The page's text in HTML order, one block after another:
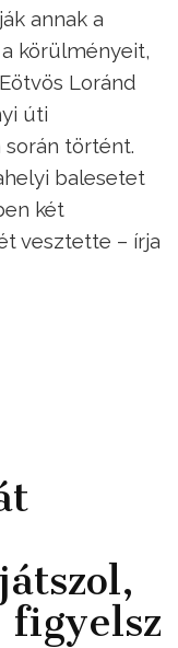
annak a
körülményeit,
Loránd
úti
történt.
balesetet
két
vesztette – írja